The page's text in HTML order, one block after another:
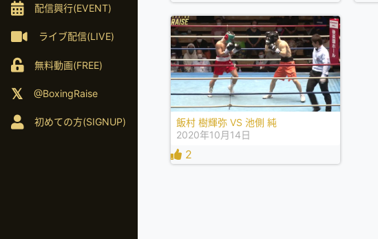
配信興行(EVENT)
ライブ配信(LIVE)
無料動画(FREE)
@BoxingRaise
初めての方(SIGNUP)
飯村 樹輝弥 VS 池側 純
2020年10月14日
2